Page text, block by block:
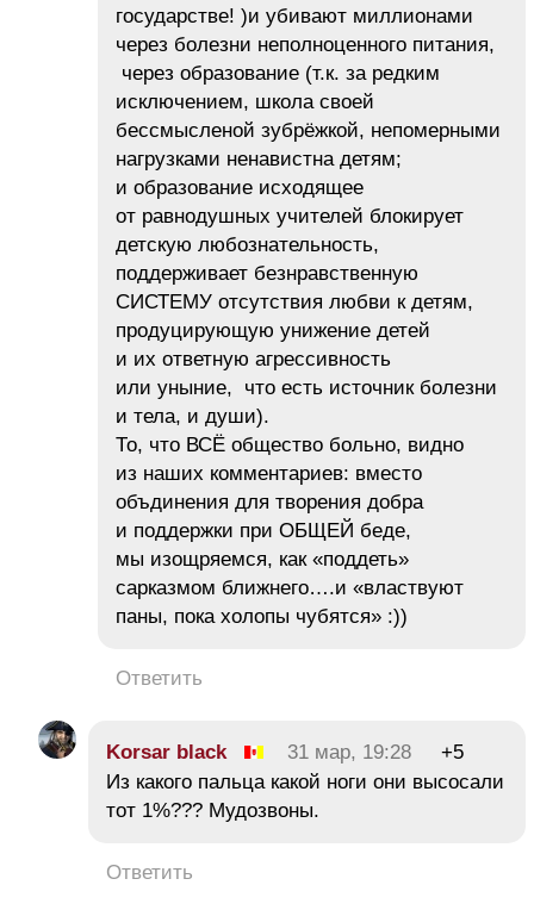
государстве! )и убивают миллионами
через болезни неполноценного питания,
через образование (т.к. за редким
исключением, школа своей
бессмысленой зубрёжкой, непомерными
нагрузками ненавистна детям;
и образование исходящее
от равнодушных учителей блокирует
детскую любознательность,
поддерживает безнравственную
СИСТЕМУ отсутствия любви к детям,
продуцирующую унижение детей
и их ответную агрессивность
или уныние, что есть источник болезни
и тела, и души).
То, что ВСЁ общество больно, видно
из наших комментариев: вместо
объдинения для творения добра
и поддержки при ОБЩЕЙ беде,
мы изощряемся, как «поддеть»
сарказмом ближнего….и «властвуют
паны, пока холопы чубятся» :))
Ответить
Korsar black 31 мар, 19:28
+5
Из какого пальца какой ноги они высосали
тот 1%??? Мудозвоны.
Ответить